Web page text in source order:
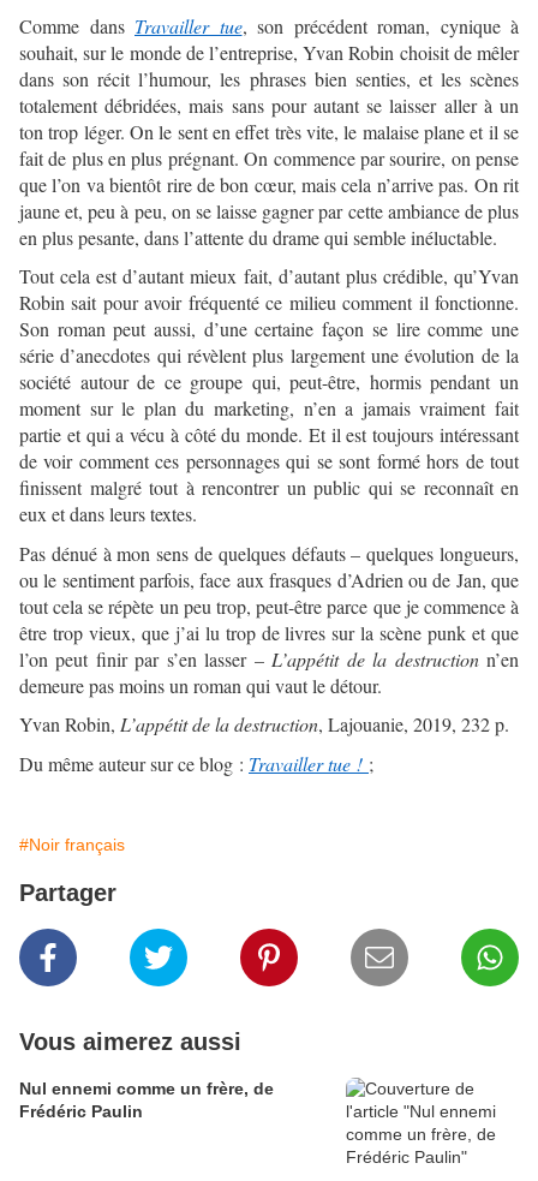
Comme dans Travailler tue, son précédent roman, cynique à
souhait, sur le monde de l’entreprise, Yvan Robin choisit de mêler
dans son récit l’humour, les phrases bien senties, et les scènes
totalement débridées, mais sans pour autant se laisser aller à un
ton trop léger. On le sent en effet très vite, le malaise plane et il se
fait de plus en plus prégnant. On commence par sourire, on pense
que l’on va bientôt rire de bon cœur, mais cela n’arrive pas. On rit
jaune et, peu à peu, on se laisse gagner par cette ambiance de plus
en plus pesante, dans l’attente du drame qui semble inéluctable.
Tout cela est d’autant mieux fait, d’autant plus crédible, qu’Yvan
Robin sait pour avoir fréquenté ce milieu comment il fonctionne.
Son roman peut aussi, d’une certaine façon se lire comme une
série d’anecdotes qui révèlent plus largement une évolution de la
société autour de ce groupe qui, peut-être, hormis pendant un
moment sur le plan du marketing, n’en a jamais vraiment fait
partie et qui a vécu à côté du monde. Et il est toujours intéressant
de voir comment ces personnages qui se sont formé hors de tout
finissent malgré tout à rencontrer un public qui se reconnaît en
eux et dans leurs textes.
Pas dénué à mon sens de quelques défauts – quelques longueurs,
ou le sentiment parfois, face aux frasques d’Adrien ou de Jan, que
tout cela se répète un peu trop, peut-être parce que je commence à
être trop vieux, que j’ai lu trop de livres sur la scène punk et que
l’on peut finir par s’en lasser – L’appétit de la destructionn’en
demeure pas moins un roman qui vaut le détour.
Yvan Robin, L’appétit de la destruction, Lajouanie, 2019, 232 p.
Du même auteur sur ce blog : Travailler tue ! ;
#Noir français
Partager
Vous aimerez aussi
Nul ennemi comme un frère, de
Frédéric Paulin